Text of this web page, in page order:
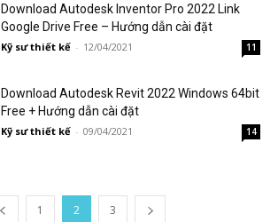
Download Autodesk Inventor Pro 2022 Link
Google Drive Free – Hướng dẫn cài đặt
Kỹ sư thiết kế - 12/04/2021 11
Download Autodesk Revit 2022 Windows 64bit
Free + Hướng dẫn cài đặt
Kỹ sư thiết kế - 09/04/2021 14
1 2 3